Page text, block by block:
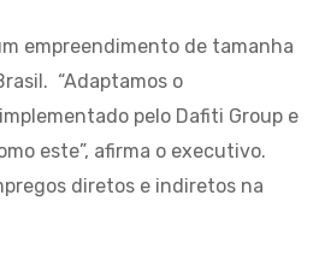
empreendimento de tamanha
“Adaptamos o
pelo Dafiti Group e
este”, afirma o executivo.
diretos e indiretos na